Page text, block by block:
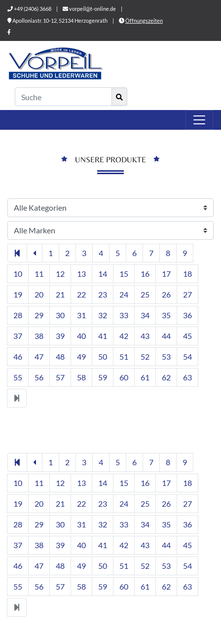
+49 (2406) 3668 | vorpeil@t-online.de
|
Apolloniastr. 10-12, 52134 Herzogenrath
| Öffnungszeiten
UNSERE PRODUKTE
1 2 3 4 5 6 7 8 9
10 11 12 13 14 15 16 17 18
19 20 21 22 23 24 25 26 27
28 29 30 31 32 33 34 35 36
37 38 39 40 41 42 43 44 45
46 47 48 49 50 51 52 53 54
55 56 57 58 59 60 61 62 63
1 2 3 4 5 6 7 8 9
10 11 12 13 14 15 16 17 18
19 20 21 22 23 24 25 26 27
28 29 30 31 32 33 34 35 36
37 38 39 40 41 42 43 44 45
46 47 48 49 50 51 52 53 54
55 56 57 58 59 60 61 62 63